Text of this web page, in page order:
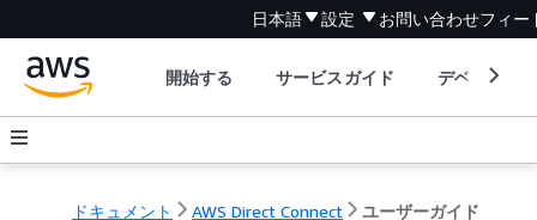
日本語 設定 お問い合わせフィー
開始する サービスガイド デベロッパ
ドキュメント AWS Direct Connect ユーザーガイド